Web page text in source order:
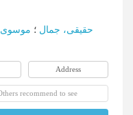
حقیقی، جمال ؛
Address
recommend to see